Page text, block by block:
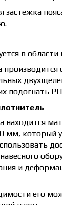
застежка
в области
подогнать
находится
мм, который
и
его